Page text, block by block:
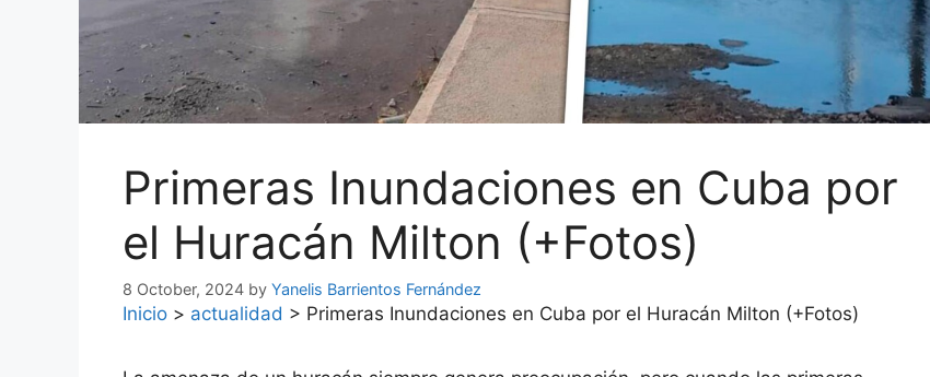
Primeras Inundaciones en Cuba por
el Huracán Milton (+Fotos)
8 October, 2024 by Yanelis Barrientos Fernández
Inicio > actualidad > Primeras Inundaciones en Cuba por el Huracán Milton (+Fotos)